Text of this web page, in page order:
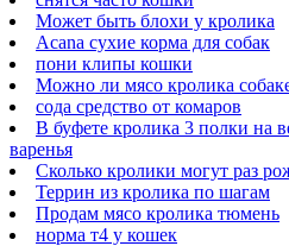
Может быть блохи у кролика
Acana сухие корма для собак
пони клипы кошки
Можно ли мясо кролика
сода средство от комаров
В буфете кролика 3 полки на
варенья
Сколько кролики могут раз
Террин из кролика по шагам
Продам мясо кролика тюмень
норма т4 у кошек